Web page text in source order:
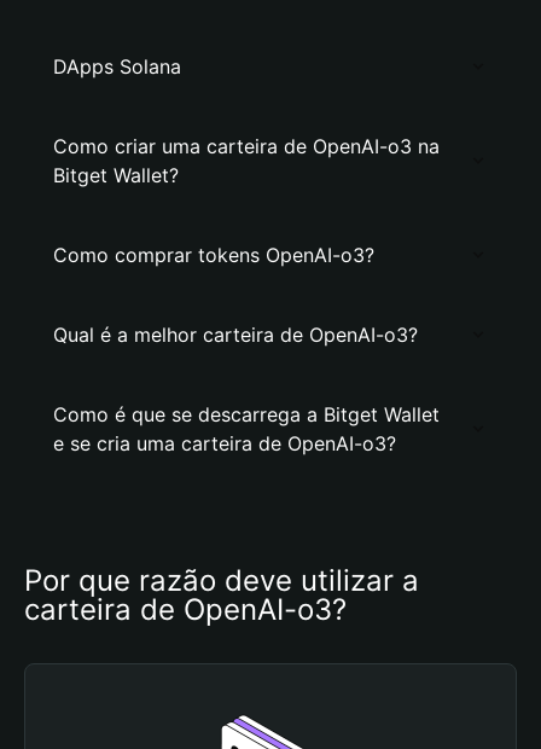
DApps Solana
Como criar uma carteira de OpenAI-o3 na
Bitget Wallet?
Como comprar tokens OpenAI-o3?
Qual é a melhor carteira de OpenAI-o3?
Como é que se descarrega a Bitget Wallet
e se cria uma carteira de OpenAI-o3?
Por que razão deve utilizar a
carteira de OpenAI-o3?